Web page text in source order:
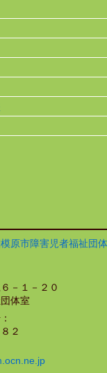
原市障害児者福祉団
－１－２０
体室
２